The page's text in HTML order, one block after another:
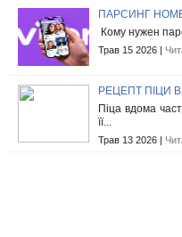
ПАРСИНГ
Кому нужен
Трав 15 2026 |
РЕЦЕПТ ПІЦИ
Піца вдома
її...
Трав 13 2026 |